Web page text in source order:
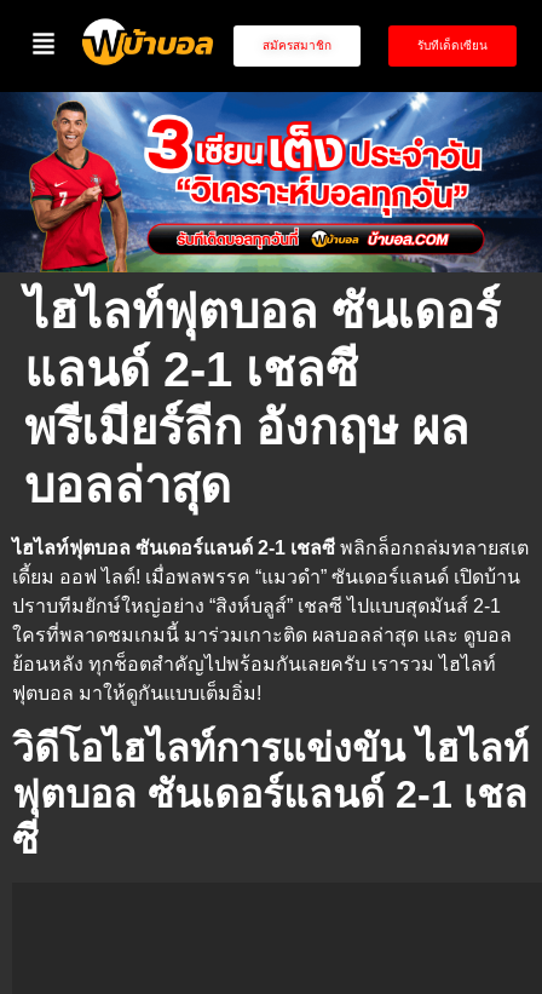
สมัครสมาชิก รับทีเด็ดเซียน
ไฮไลท์ฟุตบอล ซันเดอร์
แลนด์ 2-1 เชลซี
พรีเมียร์ลีก อังกฤษ ผล
บอลล่าสุด
ไฮไลท์ฟุตบอล ซันเดอร์แลนด์ 2-1 เชลซี พลิกล็อกถล่มทลายสเต
เดี้ยม ออฟ ไลต์! เมื่อพลพรรค “แมวดำ” ซันเดอร์แลนด์ เปิดบ้าน
ปราบทีมยักษ์ใหญ่อย่าง “สิงห์บลูส์” เชลซี ไปแบบสุดมันส์ 2-1
ใครที่พลาดชมเกมนี้ มาร่วมเกาะติด ผลบอลล่าสุด และ ดูบอล
ย้อนหลัง ทุกช็อตสำคัญไปพร้อมกันเลยครับ เรารวม ไฮไลท์
ฟุตบอล มาให้ดูกันแบบเต็มอิ่ม!
วิดีโอไฮไลท์การแข่งขัน ไฮไลท์
ฟุตบอล ซันเดอร์แลนด์ 2-1 เชล
ซี